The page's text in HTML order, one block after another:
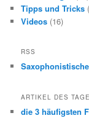
Tipps und Tricks
Videos (16)
RSS
ARTIKEL DES
die 3 häufigsten